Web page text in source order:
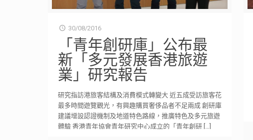
30/08/2016
「青年創研庫」公布最
新「多元發展香港旅遊
業」研究報告
研究指訪港旅客結構及消費模式轉變大 近五成受訪旅客花
最多時間遊覽觀光，有興趣購買奢侈品者不足兩成 創研庫
建議增設認證機制及地道特色路線，推廣特色及多元旅遊
體驗 香港青年協會青年研究中心成立的「青年創研[…]